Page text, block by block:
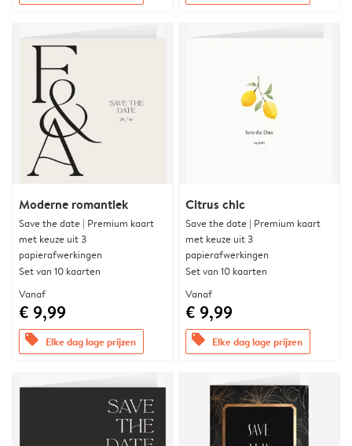
Moderne romantiek
Save the date | Premium kaart
met keuze uit 3
papierafwerkingen
Set van 10 kaarten
Vanaf
€ 9,99
offers Elke dag lage prijzen
Citrus chic
Save the date | Premium kaart
met keuze uit 3
papierafwerkingen
Set van 10 kaarten
Vanaf
€ 9,99
offers Elke dag lage prijzen